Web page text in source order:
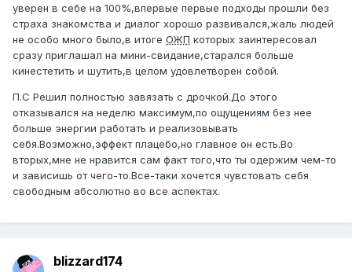
уверен в себе на 100%,впервые первые подходы прошли без
страха знакомства и диалог хорошо развивался,жаль людей
не особо много было,в итоге ОЖП которых заинтересовал
сразу приглашал на мини-свидание,старался больше
кинестетить и шутить,в целом удовлетворен собой.
П.С Решил полностью завязать с дрочкой.До этого
отказывался на неделю максимум,по ощущениям без нее
больше энергии работать и реализовывать
себя.Возможно,эффект плацебо,но главное он есть.Во
вторых,мне не нравится сам факт того,что ты одержим чем-то
и зависишь от чего-то.Все-таки хочется чувстовать себя
свободным абсолютно во все аспектах.
blizzard174